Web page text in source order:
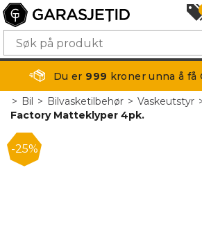
Du er 999 kroner unna å få
> Bil> Bilvasketilbehør>Vaskeutstyr
Factory Matteklyper 4pk.
25%